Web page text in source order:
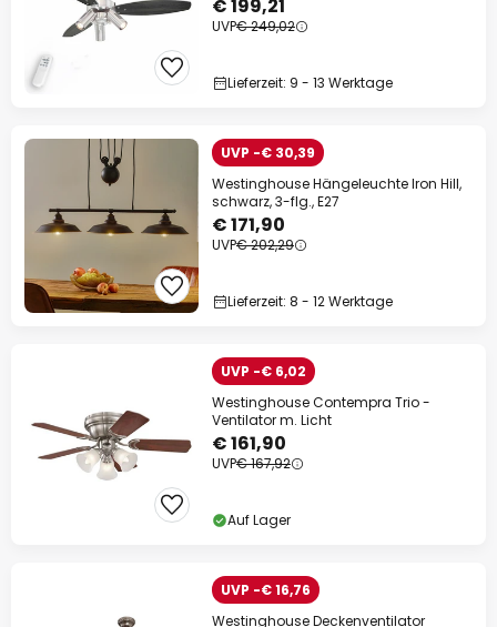
€ 199,21
UVP€ 249,02
Lieferzeit: 9 - 13 Werktage
UVP -€ 30,39
Westinghouse Hängeleuchte Iron Hill,
schwarz, 3-flg., E27
€ 171,90
UVP€ 202,29
Lieferzeit: 8 - 12 Werktage
UVP -€ 6,02
Westinghouse Contempra Trio -
Ventilator m. Licht
€ 161,90
UVP€ 167,92
Auf Lager
UVP -€ 16,76
Westinghouse Deckenventilator